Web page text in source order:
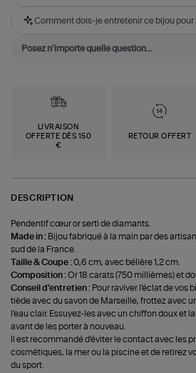
Comment dois-je entretenir ce bijou pour
LIVRAISON
OFFERTE DÈS 150
€
RETOUR OFFERT
DESCRIPTION
Pendentif cœur or serti de diamants.
Made in : Bijou fabriqué à la main par des
sud de la France.
Taille & Coupe :0,6 cm, avec bélière 1,2 cm.
Composition :Or 18 carats (750 millièmes) et
Conseil d'entretien : Pour raviver l'éclat de vos
tiède avec du savon de Marseille, frottez avec
l'eau clair. Essuyez-les avec un chiffon doux et
avant de les porter à nouveau.
Il est recommandé d'éviter le contact avec les
cosmétiques, la mer ou la piscine et de retirez
du sport.